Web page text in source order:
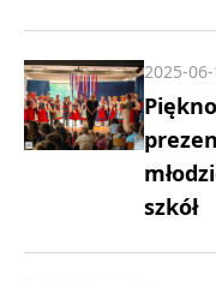
szkół
2025-